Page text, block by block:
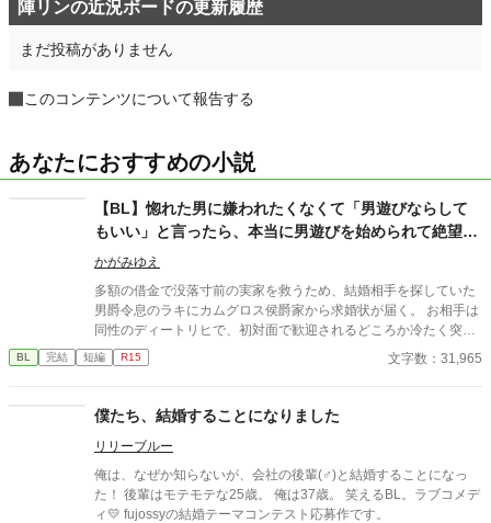
陣リンの近況ボードの更新履歴
まだ投稿がありません
このコンテンツについて報告する
あなたにおすすめの小説
【BL】惚れた男に嫌われたくなくて「男遊びならして
もいい」と言ったら、本当に男遊びを始められて絶望し
ている侯爵令息の話
かがみゆえ
多額の借金で没落寸前の実家を救うため、結婚相手を探していた
男爵令息のラキにカムグロス侯爵家から求婚状が届く。 お相手は
同性のディートリヒで、初対面で歓迎されるどころか冷たく突き
放されてしまう。 『必要最低限関わるな』 『愛人を作るな』
『男遊びならしてもいい』 ディートリヒから実家の借金を完済す
め上手なラキの周りには可愛い令息が集まり、推し活状態に。 一
方、ディートリヒだけが嫉妬で胃を痛める日々。 ラキへの恋心を
BL 完結 短編 R15 文字数：31,965
僕たち、結婚することになりました
リリーブルー
俺は、なぜか知らないが、会社の後輩(♂)と結婚することになっ
た！ 後輩はモテモテな25歳。 俺は37歳。 笑えるBL。ラブコメデ
ィ💛 fujossyの結婚テーマコンテスト応募作です。